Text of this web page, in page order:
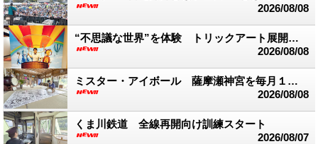
2026/08/08
“不思議な世界”を体験 トリックアート展開催中 湯前まんが美術館
2026/08/08
ミスター・アイボール 薩摩瀬神宮を毎月１回訪れ創作活動
2026/08/08
くま川鉄道 全線再開向け訓練スタート
2026/08/07